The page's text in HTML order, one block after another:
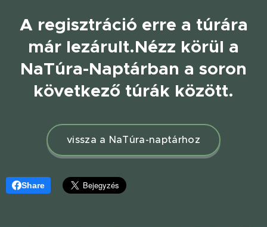
A regisztráció erre a túrára
már lezárult.Nézz körül a
NaTúra-Naptárban a soron
következő túrák között.
vissza a NaTúra-naptárhoz
Share